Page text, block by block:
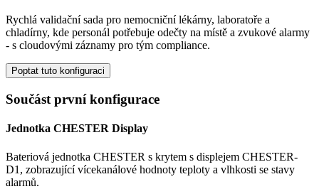
Rychlá validační sada pro nemocniční lékárny, laboratoře a
chladírny, kde personál potřebuje odečty na místě a zvukové alarmy
- s cloudovými záznamy pro tým compliance.
Poptat tuto konfiguraci
Součást první konfigurace
Jednotka CHESTER Display
Bateriová jednotka CHESTER s krytem s displejem CHESTER-
D1, zobrazující vícekanálové hodnoty teploty a vlhkosti se stavy
alarmů.